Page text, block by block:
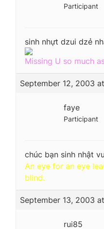
Participant
sinh nhựt dzui dzẻ
Missing U so much
September 12, 2003
faye
Participant
chúc bạn sinh nhật
An eye for an eye
blind.
September 13, 2003
rui85